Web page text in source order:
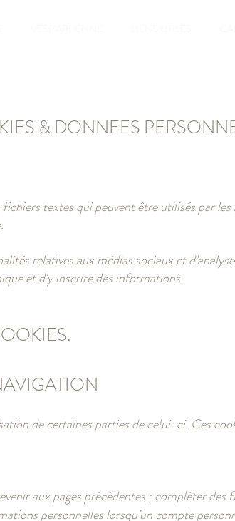
& DONNEES
textes qui peuvent être utilisés par
relatives aux médias sociaux et
et d'y inscrire des informations.
de certaines parties de celui-ci. Ces
aux pages précédentes ; compléter des
personnelles lorsqu’un compte